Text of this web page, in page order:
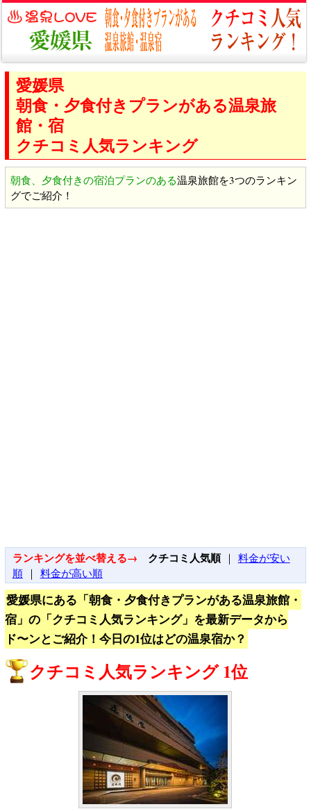
愛媛県
朝食・夕食付きプランがある温泉旅
館・宿
クチコミ人気ランキング
朝食、夕食付きの宿泊プランのある温泉旅館を3つのランキン
グでご紹介！
ランキングを並べ替える→ クチコミ人気順｜ 料金が安い
順｜ 料金が高い順
愛媛県にある「朝食・夕食付きプランがある温泉旅館・
宿」の「クチコミ人気ランキング」を最新データから
ド〜ンとご紹介！今日の1位はどの温泉宿か？
クチコミ人気ランキング 1位